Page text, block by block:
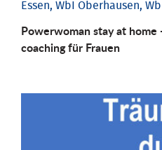
Essen, WbI Oberhausen,
Powerwoman stay at
coaching für Frauen